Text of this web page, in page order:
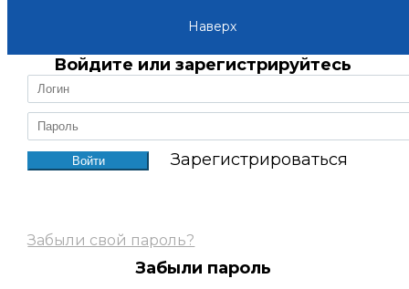
Наверх
Войдите или зарегистрируйтесь
Зарегистрироваться
Забыли свой пароль?
Забыли пароль